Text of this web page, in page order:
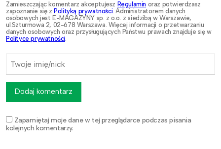
Zamieszczając komentarz akceptujesz Regulamin oraz potwierdzasz
zapoznanie się z Polityką prywatności. Administratorem danych
osobowych jest E-MAGAZYNY sp. z o.o. z siedzibą w Warszawie,
ul.Szturmowa 2, 02-678 Warszawa. Więcej informacji o przetwarzaniu
danych osobowych oraz przysługujących Państwu prawach znajduje się w
Polityce prywatności.
Zapamiętaj moje dane w tej przeglądarce podczas pisania
kolejnych komentarzy.
Dodaj komentarz